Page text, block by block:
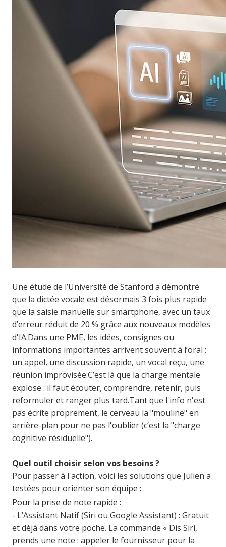
Une étude de l’Université de Stanford a démontré
que la dictée vocale est désormais 3 fois plus rapide
que la saisie manuelle sur smartphone, avec un taux
d’erreur réduit de 20 % grâce aux nouveaux modèles
d'IA.Dans une PME, les idées, consignes ou
informations importantes arrivent souvent à l’oral :
un appel, une discussion rapide, un vocal reçu, une
réunion improvisée.C’est là que la charge mentale
explose : il faut écouter, comprendre, retenir, puis
reformuler et ranger plus tard.Tant que l'info n'est
pas écrite proprement, le cerveau la "mouline" en
arrière-plan pour ne pas l'oublier (c’est la "charge
cognitive résiduelle").
Quel outil choisir selon vos besoins ?
Pour passer à l'action, voici les solutions que Julien a
testées pour orienter son équipe :
Pour la prise de note rapide :
- L’Assistant Natif (Siri ou Google Assistant) : Gratuit
et déjà dans votre poche. La commande « Dis Siri,
prends une note : appeler le fournisseur pour la